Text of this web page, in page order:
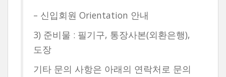
– 신입회원 Orientation 안내
3) 준비물 : 필기구, 통장사본(외환은행),
도장
기타 문의 사항은 아래의 연락처로 문의